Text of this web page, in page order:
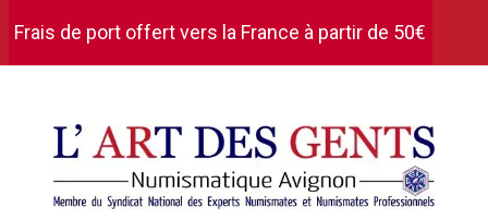
Frais de port offert vers la France à partir de 50€